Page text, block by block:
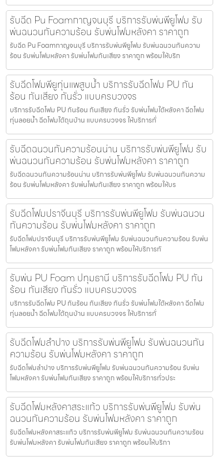
รับฉีด Pu Foamกาญจนบุรี บริการรับพ่นพียูโฟม รับ
พ่นฉนวนกันความร้อน รับพ่นโฟมหลังคา ราคาถูก
รับฉีด Pu Foamกาญจนบุรี บริการรับพ่นพียูโฟม รับพ่นฉนวนกันความ
ร้อน รับพ่นโฟมหลังคา รับพ่นโฟมกันเสียง ราคาถูก พร้อมให้บริก
รับฉีดโฟมพียูทุ่นแพสูบน้ำ บริการรับฉีดโฟม PU กัน
ร้อน กันเสียง กันรั่ว แบบครบวงจร
บริการรับฉีดโฟม PU กันร้อน กันเสียง กันรั่ว รับพ่นโฟมใต้หลังคา ฉีดโฟม
ทุ่นลอยน้ำ ฉีดโฟมใต้ถุนบ้าน แบบครบวงจร ให้บริการทั่
รับฉีดฉนวนกันความร้อนน่าน บริการรับพ่นพียูโฟม รับ
พ่นฉนวนกันความร้อน รับพ่นโฟมหลังคา ราคาถูก
รับฉีดฉนวนกันความร้อนน่าน บริการรับพ่นพียูโฟม รับพ่นฉนวนกันความ
ร้อน รับพ่นโฟมหลังคา รับพ่นโฟมกันเสียง ราคาถูก พร้อมให้บร
รับฉีดโฟมปราจีนบุรี บริการรับพ่นพียูโฟม รับพ่นฉนวน
กันความร้อน รับพ่นโฟมหลังคา ราคาถูก
รับฉีดโฟมปราจีนบุรี บริการรับพ่นพียูโฟม รับพ่นฉนวนกันความร้อน รับพ่น
โฟมหลังคา รับพ่นโฟมกันเสียง ราคาถูก พร้อมให้บริการทั
รับพ่น PU Foam ปทุมธานี บริการรับฉีดโฟม PU กัน
ร้อน กันเสียง กันรั่ว แบบครบวงจร
บริการรับฉีดโฟม PU กันร้อน กันเสียง กันรั่ว รับพ่นโฟมใต้หลังคา ฉีดโฟม
ทุ่นลอยน้ำ ฉีดโฟมใต้ถุนบ้าน แบบครบวงจร ให้บริการทั่
รับฉีดโฟมลำปาง บริการรับพ่นพียูโฟม รับพ่นฉนวนกัน
ความร้อน รับพ่นโฟมหลังคา ราคาถูก
รับฉีดโฟมลำปาง บริการรับพ่นพียูโฟม รับพ่นฉนวนกันความร้อน รับพ่น
โฟมหลังคา รับพ่นโฟมกันเสียง ราคาถูก พร้อมให้บริการทั่วประ
รับฉีดโฟมหลังคาสระแก้ว บริการรับพ่นพียูโฟม รับพ่น
ฉนวนกันความร้อน รับพ่นโฟมหลังคา ราคาถูก
รับฉีดโฟมหลังคาสระแก้ว บริการรับพ่นพียูโฟม รับพ่นฉนวนกันความร้อน
รับพ่นโฟมหลังคา รับพ่นโฟมกันเสียง ราคาถูก พร้อมให้บริกา